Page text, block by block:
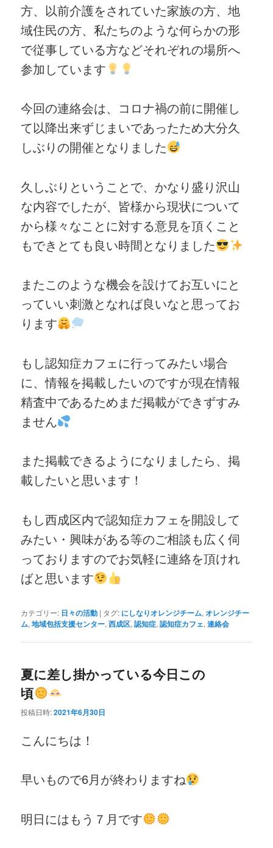
方、以前介護をされていた家族の方、地
域住民の方、私たちのような何らかの形
で従事している方などそれぞれの場所へ
参加しています
今回の連絡会は、コロナ禍の前に開催し
て以降出来ずじまいであったため大分久
しぶりの開催となりました
久しぶりということで、かなり盛り沢山
な内容でしたが、皆様から現状について
から様々なことに対する意見を頂くこと
もできとても良い時間となりました
またこのような機会を設けてお互いにと
っていい刺激となれば良いなと思ってお
ります
もし認知症カフェに行ってみたい場合
に、情報を掲載したいのですが現在情報
精査中であるためまだ掲載ができずすみ
ません
また掲載できるようになりましたら、掲
載したいと思います！
もし西成区内で認知症カフェを開設して
みたい・興味がある等のご相談も広く伺
っておりますのでお気軽に連絡を頂けれ
ばと思います
カテゴリー: 日々の活動 | タグ: にしなりオレンジチーム,オレンジチー
ム,地域包括支援センター,西成区,認知症,認知症カフェ,連絡会
夏に差し掛かっている今日この
頃
投稿日時:2021年6月30日
こんにちは！
早いもので6月が終わりますね
明日にはもう７月です